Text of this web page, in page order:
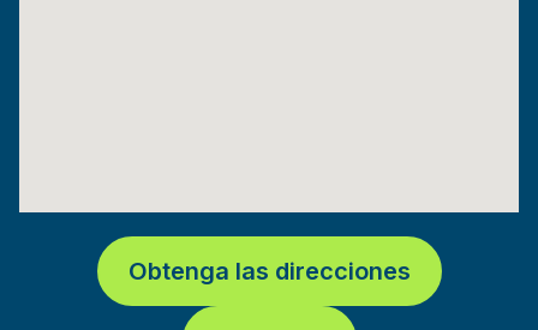
Obtenga las direcciones